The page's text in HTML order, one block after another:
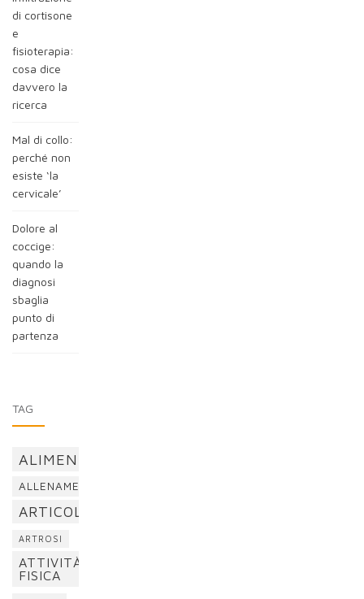
di cortisone
e
fisioterapia:
cosa dice
davvero la
ricerca
Mal di collo:
perché non
esiste ‘la
cervicale’
Dolore al
coccige:
quando la
diagnosi
sbaglia
punto di
partenza
TAG
ALIMENTAZIONE
ALLENAMENTO
ARTICOLAZIONI
ARTROSI
ATTIVITÀ
FISICA